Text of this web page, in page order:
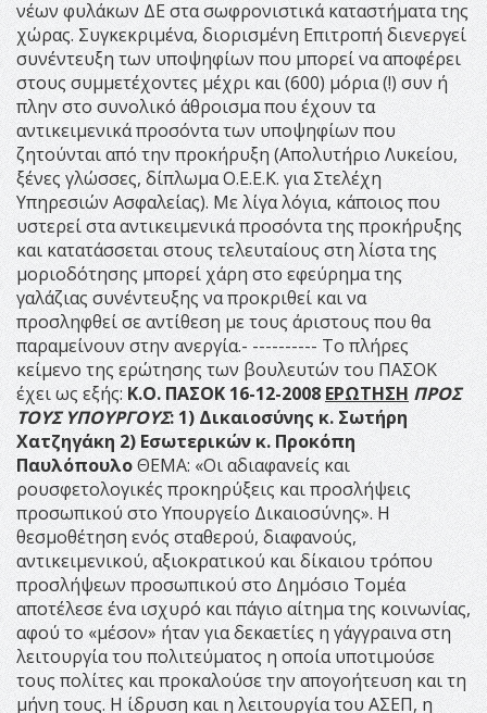
νέων φυλάκων ΔΕ στα σωφρονιστικά καταστήματα της
χώρας. Συγκεκριμένα, διορισμένη Επιτροπή διενεργεί
συνέντευξη των υποψηφίων που μπορεί να αποφέρει
στους συμμετέχοντες μέχρι και (600) μόρια (!) συν ή
πλην στο συνολικό άθροισμα που έχουν τα
αντικειμενικά προσόντα των υποψηφίων που
ζητούνται από την προκήρυξη (Απολυτήριο Λυκείου,
ξένες γλώσσες, δίπλωμα Ο.Ε.Ε.Κ. για Στελέχη
Υπηρεσιών Ασφαλείας). Με λίγα λόγια, κάποιος που
υστερεί στα αντικειμενικά προσόντα της προκήρυξης
και κατατάσσεται στους τελευταίους στη λίστα της
μοριοδότησης μπορεί χάρη στο εφεύρημα της
γαλάζιας συνέντευξης να προκριθεί και να
προσληφθεί σε αντίθεση με τους άριστους που θα
παραμείνουν στην ανεργία.- ---------- Το πλήρες
κείμενο της ερώτησης των βουλευτών του ΠΑΣΟΚ
έχει ως εξής: Κ.Ο. ΠΑΣΟΚ 16-12-2008 ΕΡΩΤΗΣΗ ΠΡΟΣ
ΤΟΥΣ ΥΠΟΥΡΓΟΥΣ:1) Δικαιοσύνης κ. Σωτήρη
Χατζηγάκη 2) Εσωτερικών κ. Προκόπη
ΠαυλόπουλοΘΕΜΑ: «Οι αδιαφανείς και
ρουσφετολογικές προκηρύξεις και προσλήψεις
προσωπικού στο Υπουργείο Δικαιοσύνης». Η
θεσμοθέτηση ενός σταθερού, διαφανούς,
αντικειμενικού, αξιοκρατικού και δίκαιου τρόπου
προσλήψεων προσωπικού στο Δημόσιο Τομέα
αποτέλεσε ένα ισχυρό και πάγιο αίτημα της κοινωνίας,
αφού το «μέσον» ήταν για δεκαετίες η γάγγραινα στη
λειτουργία του πολιτεύματος η οποία υποτιμούσε
τους πολίτες και προκαλούσε την απογοήτευση και τη
μήνη τους. Η ίδρυση και η λειτουργία του ΑΣΕΠ, η